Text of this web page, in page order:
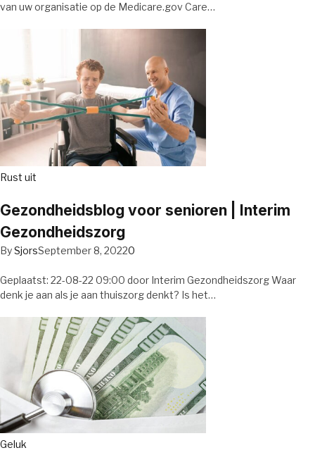
van uw organisatie op de Medicare.gov Care…
Rust uit
Gezondheidsblog voor senioren | Interim
Gezondheidszorg
BySjorsSeptember 8, 20220
Geplaatst: 22-08-22 09:00 door Interim Gezondheidszorg Waar
denk je aan als je aan thuiszorg denkt? Is het…
Geluk